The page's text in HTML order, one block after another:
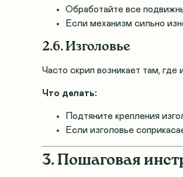
Обработайте все
Если механизм сильно
2.6. Изголовье
Часто скрип возникает там, где
Что делать:
Подтяните крепления
Если изголовье
3. Пошаговая